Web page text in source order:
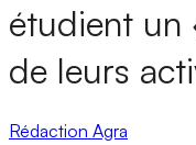
étudient un
de leurs
Rédaction Agra